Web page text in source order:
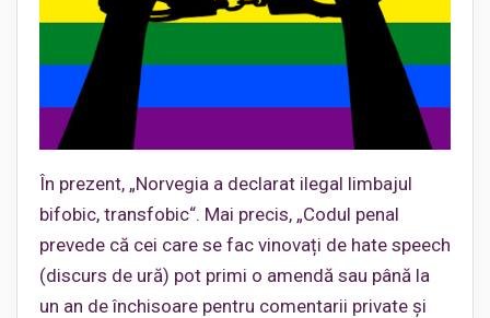
În prezent, „Norvegia a declarat ilegal limbajul
bifobic, transfobic“. Mai precis, „Codul penal
prevede că cei care se fac vinovați de hate speech
(discurs de ură) pot primi o amendă sau până la
un an de închisoare pentru comentarii private și